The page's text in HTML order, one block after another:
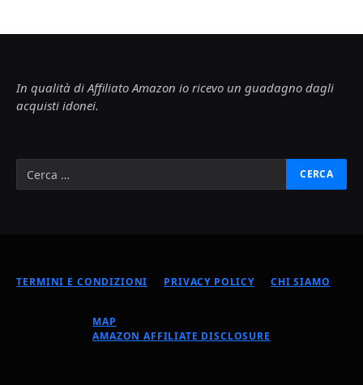
In qualità di Affiliato Amazon io ricevo un guadagno dagli
acquisti idonei.
TERMINI E CONDIZIONI PRIVACY POLICY CHI SIAMO
MAP
AMAZON AFFILIATE DISCLOSURE